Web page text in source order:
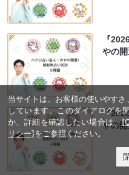
『
やの
『
やの
当サイトは、お客様の使いやす
しています。このダイアログを
か、詳細を確認したい場合は、
リシー]をご参照ください。